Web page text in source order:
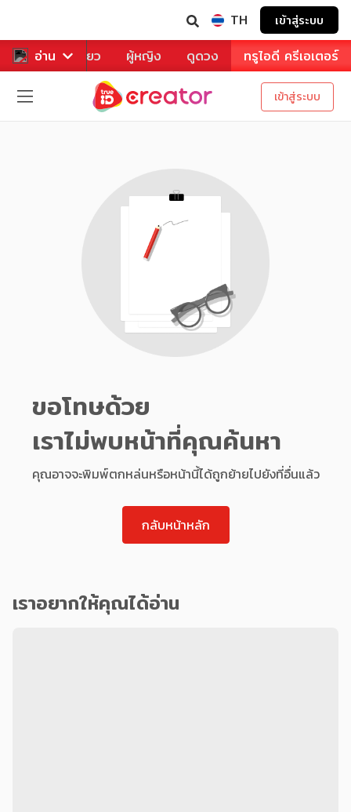
TH เข้าสู่ระบบ
อ่าน
หาร ท่องเที่ยว ผู้หญิง ดูดวง ทรูไอดี ครีเอเตอร์
เข้าสู่ระบบ
ขอโทษด้วย
เราไม่พบหน้าที่คุณค้นหา
คุณอาจจะพิมพ์ตกหล่นหรือหน้านี้ได้ถูกย้ายไปยังที่อื่นแล้ว
กลับหน้าหลัก
เราอยากให้คุณได้อ่าน